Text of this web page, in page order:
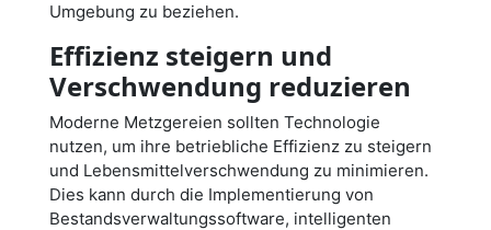
Umgebung zu beziehen.
Effizienz steigern und
Verschwendung reduzieren
Moderne Metzgereien sollten Technologie
nutzen, um ihre betriebliche Effizienz zu steigern
und Lebensmittelverschwendung zu minimieren.
Dies kann durch die Implementierung von
Bestandsverwaltungssoftware, intelligenten